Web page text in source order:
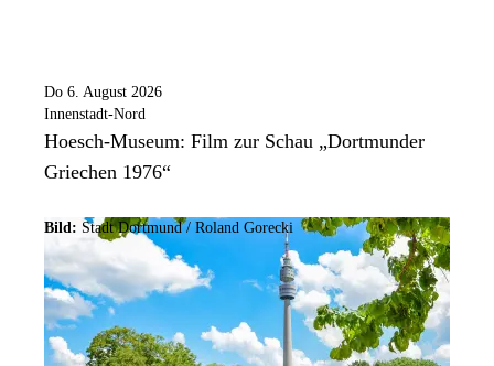
Do 6. August 2026
Innenstadt-Nord
Hoesch-Museum: Film zur Schau „Dortmunder
Griechen 1976“
Bild: Stadt Dortmund / Roland Gorecki